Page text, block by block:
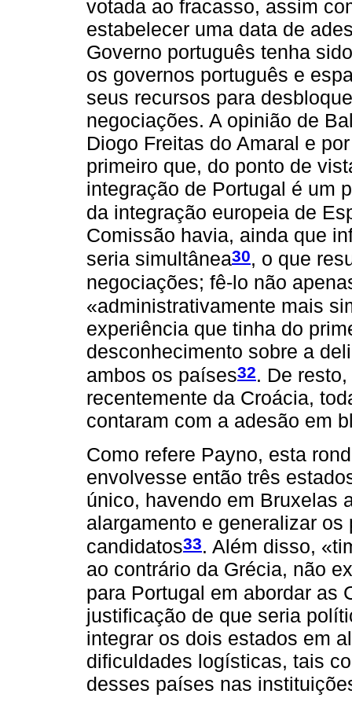
votada ao fracasso, assim
estabelecer uma data de
Governo português tenha
os governos português e
seus recursos para
negociações. A opinião de
Diogo Freitas do Amaral e
primeiro que, do ponto de
integração de Portugal é um
da integração europeia de
Comissão havia, ainda que
seria simultânea30, o que
negociações; fê-lo não
«administrativamente mais
experiência que tinha do
desconhecimento sobre a
ambos os países32. De
recentemente da Croácia,
contaram com a adesão em
Como refere Payno, esta
envolvesse então três
único, havendo em Bruxelas
alargamento e generalizar
candidatos33. Além disso,
ao contrário da Grécia, não
para Portugal em abordar as
justificação de que seria
integrar os dois estados em
dificuldades logísticas, tais
desses países nas